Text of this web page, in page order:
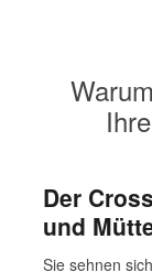
Der
und
Sie sehnen